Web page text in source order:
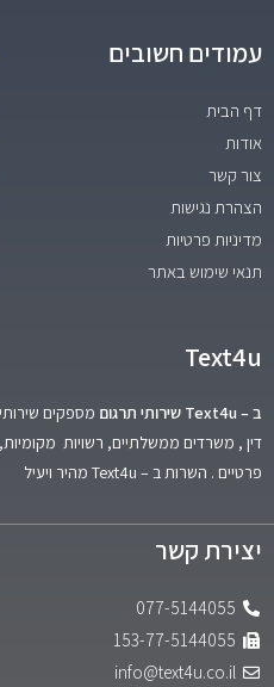
עמודים חשובים
דף הבית
אודות
צור קשר
הצהרת נגישות
מדיניות פרטיות
תנאי שימוש באתר
Text4u
ב – Text4u שירותי תרגום
מספקים
דין , משרדים ממשלתיים, רשויות
פרטיים . השרות ב – Text4u מהיר ויעיל
יצירת קשר
077-5144055
153-77-5144055
info@text4u.co.il